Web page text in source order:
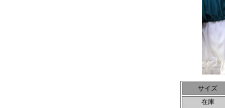
サイズ
在庫